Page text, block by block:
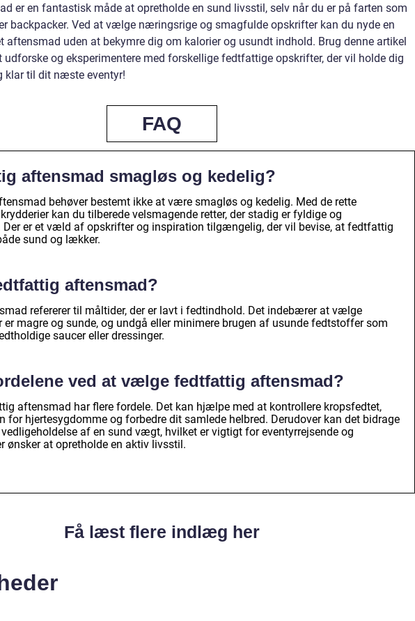
er en fantastisk måde at opretholde en sund livsstil, selv når du er på farten som
backpacker. Ved at vælge næringsrige og smagfulde opskrifter kan du nyde en
aftensmad uden at bekymre dig om kalorier og usundt indhold. Brug denne artikel
og eksperimentere med forskellige fedtfattige opskrifter, der vil holde dig
klar til dit næste eventyr!
FAQ
aftensmad smagløs og kedelig?
behøver bestemt ikke at være smagløs og kedelig. Med de rette
kan du tilberede velsmagende retter, der stadig er fyldige og
er et væld af opskrifter og inspiration tilgængelig, der vil bevise, at fedtfattig
sund og lækker.
aftensmad?
refererer til måltider, der er lavt i fedtindhold. Det indebærer at vælge
er magre og sunde, og undgå eller minimere brugen af usunde fedtstoffer som
saucer eller dressinger.
ved at vælge fedtfattig aftensmad?
aftensmad har flere fordele. Det kan hjælpe med at kontrollere kropsfedtet,
for hjertesygdomme og forbedre dit samlede helbred. Derudover kan det bidrage
af en sund vægt, hvilket er vigtigt for eventyrrejsende og
ønsker at opretholde en aktiv livsstil.
Få læst flere indlæg her